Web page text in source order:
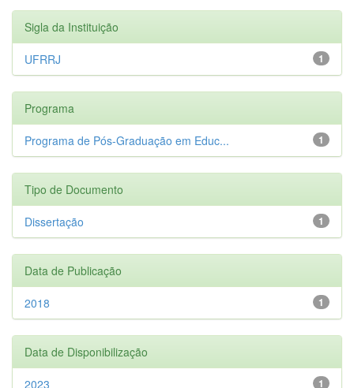
Sigla da Instituição
1
UFRRJ
Programa
1
Programa de Pós-Graduação em Educ...
Tipo de Documento
1
Dissertação
Data de Publicação
1
2018
Data de Disponibilização
1
2023